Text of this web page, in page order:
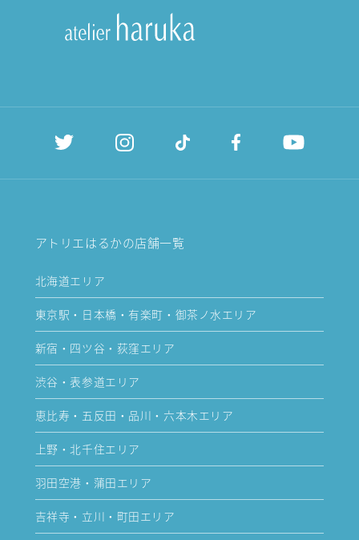
アトリエはるかの店舗一覧
北海道エリア
東京駅・日本橋・有楽町・御茶ノ水エリア
新宿・四ツ谷・荻窪エリア
渋谷・表参道エリア
恵比寿・五反田・品川・六本木エリア
上野・北千住エリア
羽田空港・蒲田エリア
吉祥寺・立川・町田エリア